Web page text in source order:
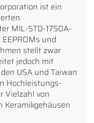
ist ein
MIL-STD-1750A-
und
stellt zwar
jedoch mit
USA und Taiwan
Hochleistungs-
Vielzahl von